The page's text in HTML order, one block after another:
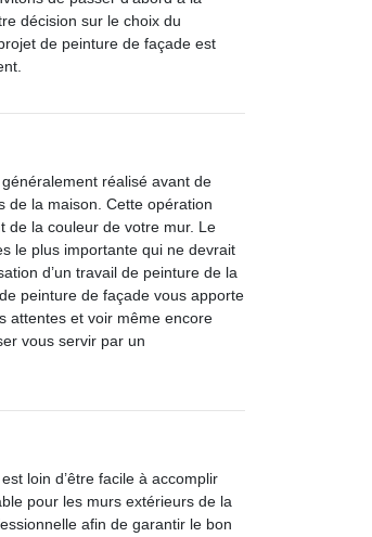
décision sur le choix du
de peinture de façade est
réalisé avant de
de la maison. Cette opération
de la couleur de votre mur. Le
le plus importante qui ne devrait
d’un travail de peinture de la
peinture de façade vous apporte
attentes et voir même encore
vous servir par un
loin d’être facile à accomplir
pour les murs extérieurs de la
afin de garantir le bon